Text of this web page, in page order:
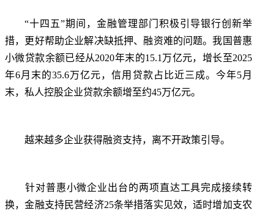
“十四五”期间，金融管理部门积极引导银行创新举
措，更好帮助企业解决缺抵押、融资难的问题。我国普惠
小微贷款余额已经从2020年末的15.1万亿元，增长至2025
年6月末的35.6万亿元，信用贷款占比近三成。今年5月
末，私人控股企业贷款余额增至约45万亿元。
越来越多企业获得融资支持，离不开政策引导。
针对普惠小微企业出台的两项直达工具完成接续转
换，金融支持民营经济25条举措落实见效，适时增加支农